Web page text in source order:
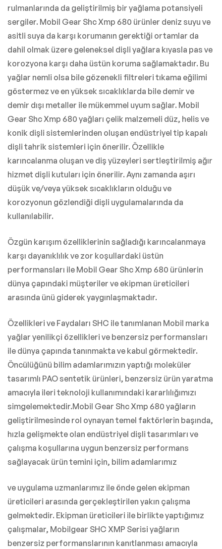
rulmanlarında da geliştirilmiş bir yağlama potansiyeli
sergiler. Mobil Gear Shc Xmp 680 ürünler deniz suyu ve
asitli suya da karşı korumanın gerektiği ortamlar da
dahil olmak üzere geleneksel dişli yağlara kıyasla pas ve
korozyona karşı daha üstün koruma sağlamaktadır. Bu
yağlar nemli olsa bile gözenekli filtreleri tıkama eğilimi
göstermez ve en yüksek sıcaklıklarda bile demir ve
demir dışı metaller ile mükemmel uyum sağlar. Mobil
Gear Shc Xmp 680 yağları çelik malzemeli düz, helis ve
konik dişli sistemlerinden oluşan endüstriyel tip kapalı
dişli tahrik sistemleri için önerilir. Özellikle
karıncalanma oluşan ve diş yüzeyleri sertleştirilmiş ağır
hizmet dişli kutuları için önerilir. Aynı zamanda aşırı
düşük ve/veya yüksek sıcaklıkların olduğu ve
korozyonun gözlendiği dişli uygulamalarında da
kullanılabilir.
Özgün karışım özelliklerinin sağladığı karıncalanmaya
karşı dayanıklılık ve zor koşullardaki üstün
performansları ile Mobil Gear Shc Xmp 680 ürünlerin
dünya çapındaki müşteriler ve ekipman üreticileri
arasında ünü giderek yaygınlaşmaktadır.
Özellikleri ve Faydaları SHC ile tanımlanan Mobil marka
yağlar yenilikçi özellikleri ve benzersiz performansları
ile dünya çapında tanınmakta ve kabul görmektedir.
Öncülüğünü bilim adamlarımızın yaptığı moleküler
tasarımlı PAO sentetik ürünleri, benzersiz ürün yaratma
amacıyla ileri teknoloji kullanımındaki kararlılığımızı
simgelemektedir.Mobil Gear Shc Xmp 680 yağların
geliştirilmesinde rol oynayan temel faktörlerin başında,
hızla gelişmekte olan endüstriyel dişli tasarımları ve
çalışma koşullarına uygun benzersiz performans
sağlayacak ürün temini için, bilim adamlarımız
ve uygulama uzmanlarımız ile önde gelen ekipman
üreticileri arasında gerçekleştirilen yakın çalışma
gelmektedir. Ekipman üreticileri ile birlikte yaptığımız
çalışmalar, Mobilgear SHC XMP Serisi yağların
benzersiz performanslarının kanıtlanması amacıyla